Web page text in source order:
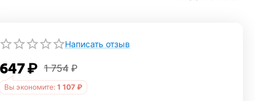
Написать отзыв
647₽ 1 754 ₽
Вы экономите: 1 107 ₽